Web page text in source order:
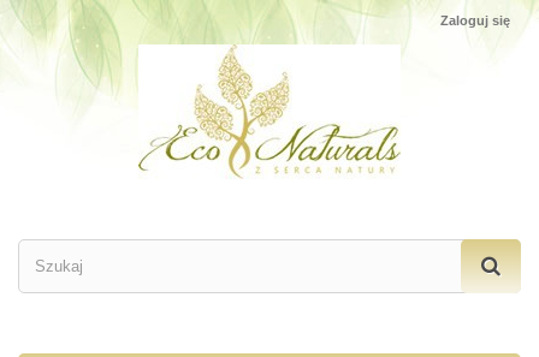
Zaloguj się